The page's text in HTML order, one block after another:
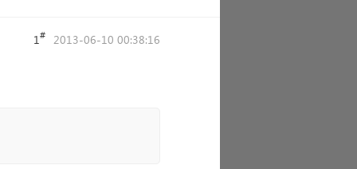
1# 2013-06-10 00:38:16